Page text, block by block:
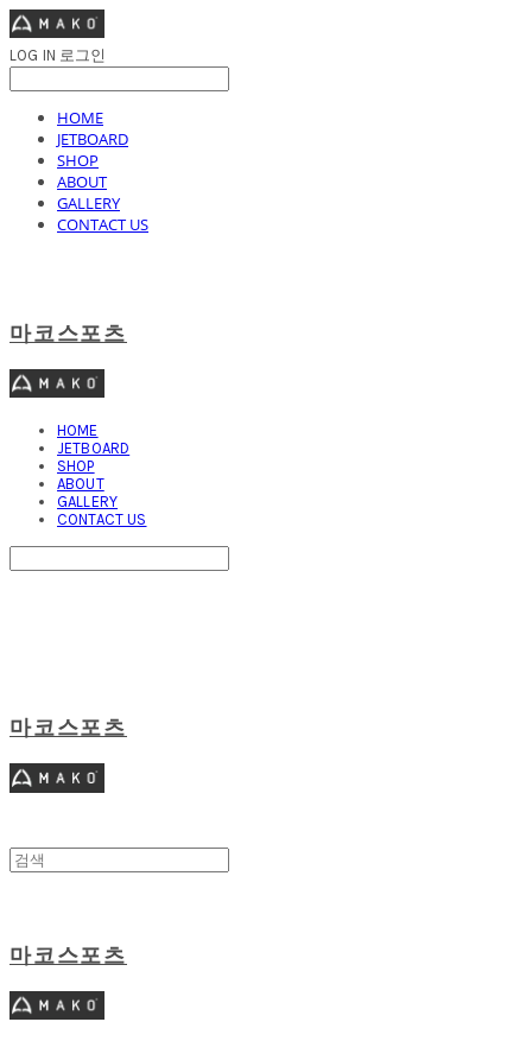
LOG IN 로그인
HOME
JETBOARD
SHOP
ABOUT
GALLERY
CONTACT US
마코스포츠
HOME
JETBOARD
SHOP
ABOUT
GALLERY
CONTACT US
마코스포츠
마코스포츠